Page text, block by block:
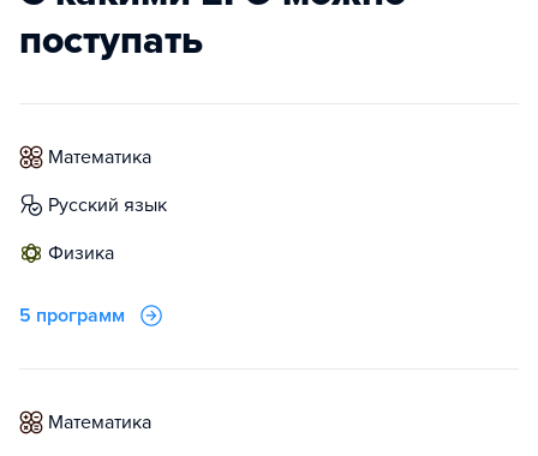
поступать
математика
русский язык
физика
5 программ
математика